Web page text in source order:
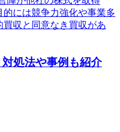
には競争力強化や事業多
収と同意なき買収があ
処法や事例も紹介